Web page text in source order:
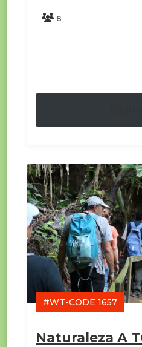
8
#WT-CODE 1657
Naturaleza A